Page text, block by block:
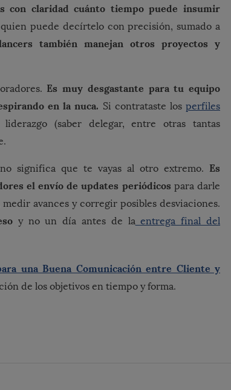
con claridad cuánto tiempo puede insumir
puede decírtelo con precisión, sumado a
también manejan otros proyectos y
Es muy desgastante para tu equipo
en la nuca. Si contrataste losperfiles
(saber delegar, entre otras tantas
significa que te vayas al otro extremo. Es
el envío de updates periódicos para darle
avances y corregir posibles desviaciones.
y no un día antes de laentrega final del
una Buena Comunicación entre Cliente y
de los objetivos en tiempo y forma.